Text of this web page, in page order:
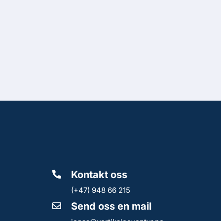
Kontakt oss
(+47) 948 66 215
Send oss en mail